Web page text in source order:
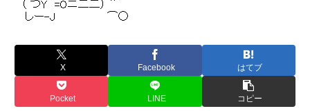
X Facebook はてブ
Pocket LINE コピー